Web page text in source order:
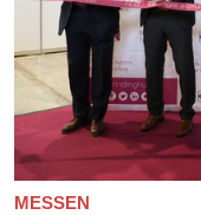
MESSEN